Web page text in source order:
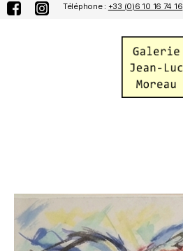
Téléphone : +33 (0)6 10 16 74 16